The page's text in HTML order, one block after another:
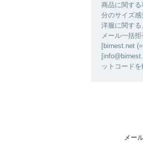
商品に関す
分のサイズ
洋服に関す
メール一括
[birnest.net
ットコード
メー